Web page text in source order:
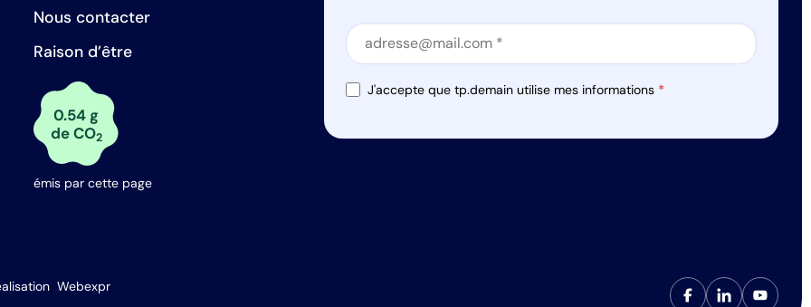
Nous contacter
Raison d’être
0.54 g
de CO2
émis par cette page
Section
Section
J'accepte que tp.demain utilise mes informations *
Webexpr